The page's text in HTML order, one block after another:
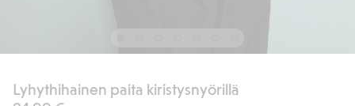
Lyhythihainen paita kiristysnyörillä